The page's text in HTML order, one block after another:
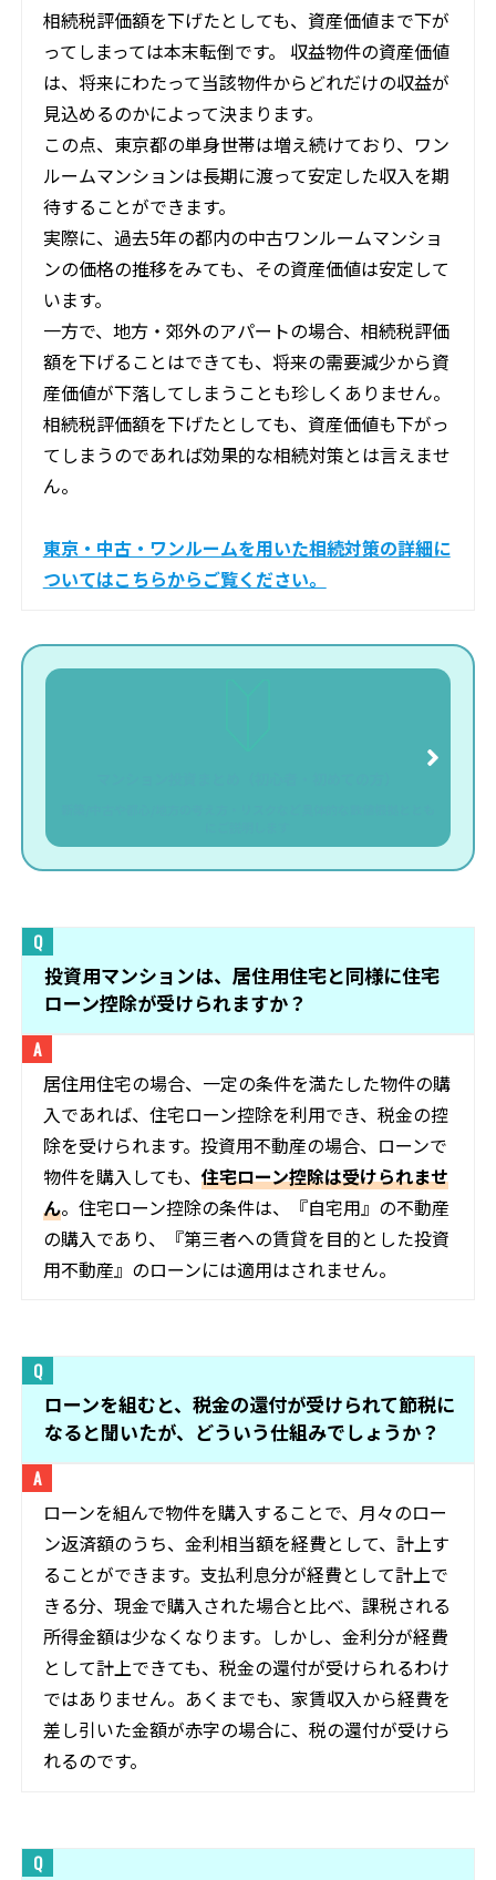
相続税評価額を下げたとしても、資産価値まで下が
ってしまっては本末転倒です。 収益物件の資産価値
は、将来にわたって当該物件からどれだけの収益が
見込めるのかによって決まります。
この点、東京都の単身世帯は増え続けており、ワン
ルームマンションは長期に渡って安定した収入を期
待することができます。
実際に、過去5年の都内の中古ワンルームマンショ
ンの価格の推移をみても、その資産価値は安定して
います。
一方で、地方・郊外のアパートの場合、相続税評価
額を下げることはできても、将来の需要減少から資
産価値が下落してしまうことも珍しくありません。
相続税評価額を下げたとしても、資産価値も下がっ
てしまうのであれば効果的な相続対策とは言えませ
ん。
東京・中古・ワンルームを用いた相続対策の詳細に
ついてはこちらからご覧ください。
投資用マンションは、居住用住宅と同様に住宅
ローン控除が受けられますか？
居住用住宅の場合、一定の条件を満たした物件の購
入であれば、住宅ローン控除を利用でき、税金の控
除を受けられます。投資用不動産の場合、ローンで
物件を購入しても、 住宅ローン控除は受けられませ
ん。住宅ローン控除の条件は、『自宅用』の不動産
の購入であり、『第三者への賃貸を目的とした投資
用不動産』のローンには適用はされません。
ローンを組むと、税金の還付が受けられて節税に
なると聞いたが、どういう仕組みでしょうか？
ローンを組んで物件を購入することで、月々のロー
ン返済額のうち、金利相当額を経費として、計上す
ることができます。支払利息分が経費として計上で
きる分、現金で購入された場合と比べ、課税される
所得金額は少なくなります。しかし、金利分が経費
として計上できても、税金の還付が受けられるわけ
ではありません。あくまでも、家賃収入から経費を
差し引いた金額が赤字の場合に、税の還付が受けら
れるのです。